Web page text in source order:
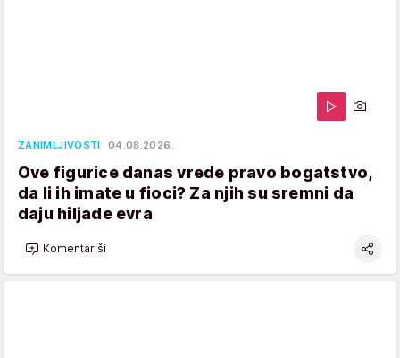
ZANIMLJIVOSTI 04.08.2026.
Ove figurice danas vrede pravo bogatstvo,
da li ih imate u fioci? Za njih su sremni da
daju hiljade evra
Komentariši